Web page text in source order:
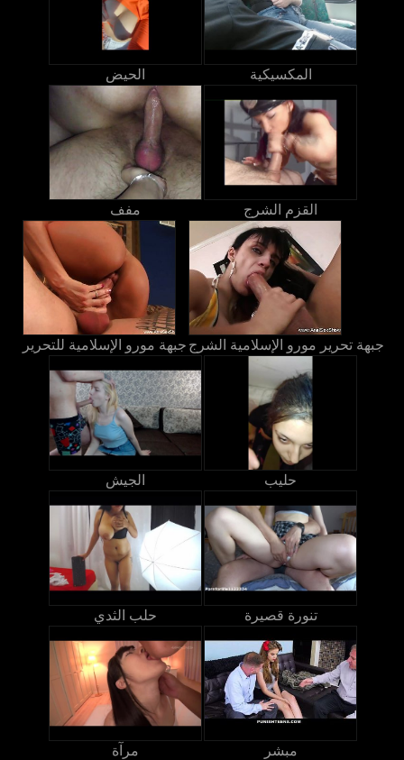
الحيض المكسيكية
مفف القزم الشرج
جبهة مورو الإسلامية للتحرير جبهة تحرير مورو الإسلامية الشرج
الجيش حليب
حلب الثدي تنورة قصيرة
مرآة مبشر